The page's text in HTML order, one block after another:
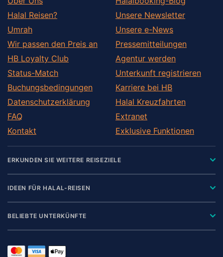
Halal Reisen?
Umrah
Wir passen den Preis an
HB Loyalty Club
Status-Match
Buchungsbedingungen
Datenschutzerklärung
FAQ
Kontakt
Unsere Newsletter
Unsere e-News
Pressemitteilungen
Agentur werden
Unterkunft registrieren
Karriere bei HB
Halal Kreuzfahrten
Extranet
Exklusive Funktionen
ERKUNDEN SIE WEITERE REISEZIELE
IDEEN FÜR HALAL-REISEN
BELIEBTE UNTERKÜNFTE